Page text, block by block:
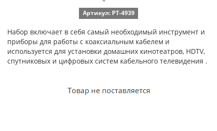
Артикул: PT-4939
Набор включает в себя самый необходимый инструмент и
приборы для работы с коаксиальным кабелем и
используется для установки домашних кинотеатров, HDTV,
спутниковых и цифровых систем кабельного телевидения .